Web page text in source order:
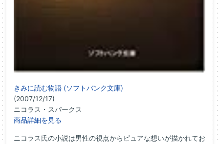
きみに読む物語 (ソフトバンク文庫)
(2007/12/17)
ニコラス・スパークス
商品詳細を見る
ニコラス氏の小説は男性の視点からピュアな想いが描かれてお